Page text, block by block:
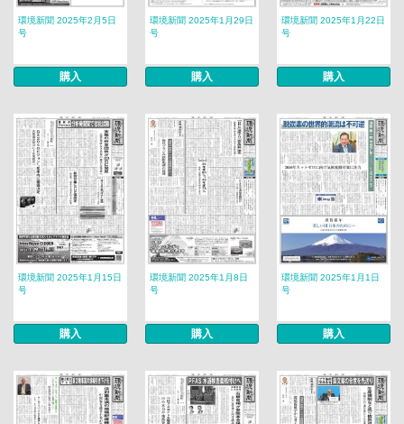
環境新聞 2025年2月5日
号
購入
環境新聞 2025年1月29日
号
購入
環境新聞 2025年1月22日
号
購入
環境新聞 2025年1月15日
号
購入
環境新聞 2025年1月8日
号
購入
環境新聞 2025年1月1日
号
購入